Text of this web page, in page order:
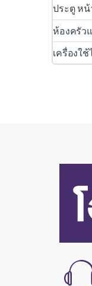
ประตู ห
ห้องครัว
เครื่องใ